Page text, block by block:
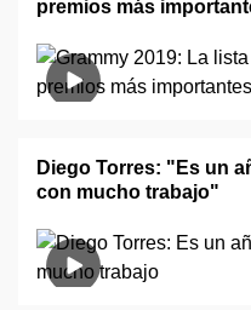
premios más
Diego Torres: "Es un
con mucho trabajo"